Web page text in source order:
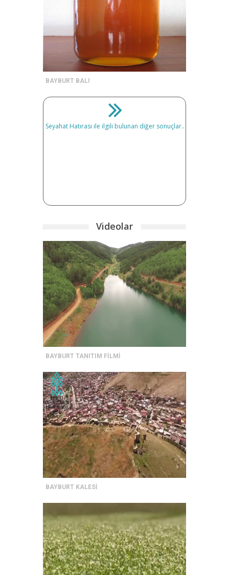
BAYBURT BALI
Seyahat Hatırası ile ilgili bulunan diğer sonuçlar..
Videolar
BAYBURT TANITIM FİLMİ
BAYBURT KALESİ